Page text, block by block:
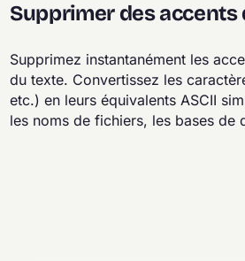
Supprimer des accents
Supprimez instantanément les
du texte. Convertissez les
etc.) en leurs équivalents ASCII
les noms de fichiers, les bases de